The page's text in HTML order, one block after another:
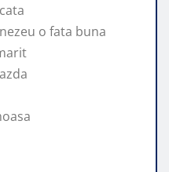
o fata buna